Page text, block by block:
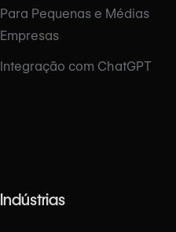
Para Pequenas e Médias
Empresas
Integração com ChatGPT
Indústrias